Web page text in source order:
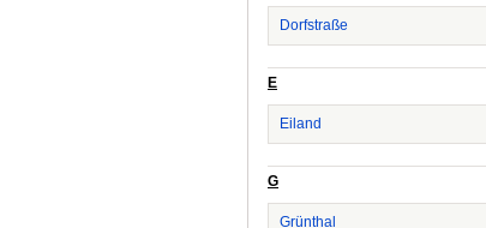
Dorfstraße
E
Eiland
G
Grünthal